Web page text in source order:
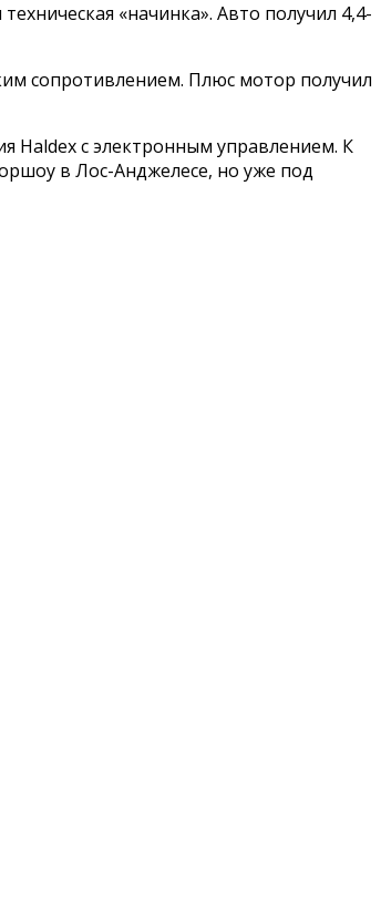
«начинка». Авто получил 4,4-
сопротивлением. Плюс мотор получил
Haldex с электронным управлением. К
в Лос-Анджелесе, но уже под